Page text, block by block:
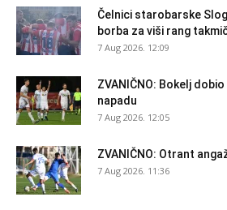
Čelnici starobarske
borba za viši rang
7 Aug 2026. 12:09
ZVANIČNO: Bokelj
napadu
7 Aug 2026. 12:05
ZVANIČNO: Otrant
7 Aug 2026. 11:36